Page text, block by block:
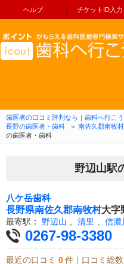
ヘルプ チケットID入力
歯医者の口コミ評判なら｜歯科へ行こ
長野の歯医者・歯科
＞ 南佐久郡南牧
の歯医者・歯科
野辺山駅
八ケ岳歯科
長野県南佐久郡南牧村大字
最寄駅： 野辺山 清里 信濃
0267-98-3380
最近の口コミ 0 件｜口コミ総数